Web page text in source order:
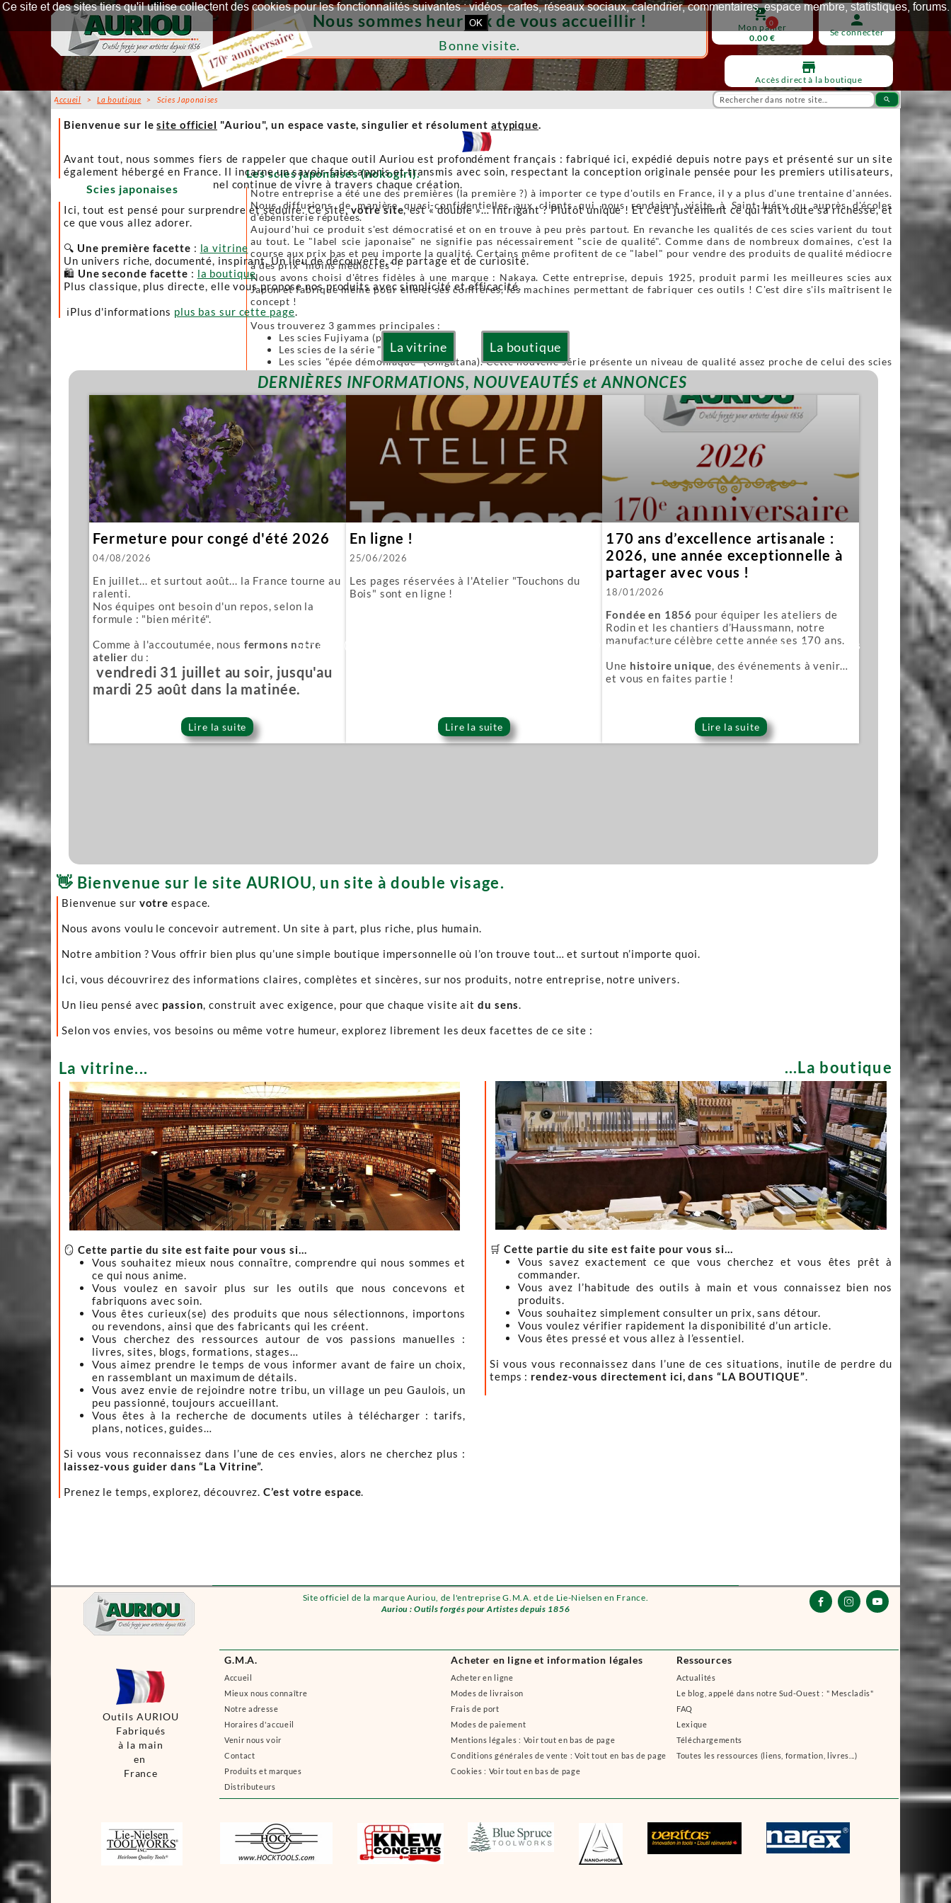
Site officiel de la marque Auriou, de l'entreprise G.M.A. et de Lie-Nielsen en France.
Auriou : Outils forgés pour Artistes depuis 1856
search
person
Se connecter
shopping_cart
0
Mon panier
0.00 €
La vitrine La boutique
G.M.A.
Accueil
Mieux nous connaître
Notre adresse
Horaires d'accueil
Venir nous voir
Contact
Produits et marques
Distributeurs
Acheter en ligne et information légales
Acheter en ligne
Modes de livraison
Frais de port
Modes de paiement
Mentions légales : Voir tout en bas de page
Conditions générales de vente : Voit tout en bas de page
Cookies : Voir tout en bas de page
Ressources
Actualités
Le blog, appelé dans notre Sud-Ouest : " Mescladis"
FAQ
Lexique
Téléchargements
Toutes les ressources (liens, formation, livres...)
  
Outils AURIOU
Fabriqués
à la main
en
France
Accueil >La boutique > Scies Japonaises
Les scies japonaises (nokogiri).
Notre entreprise a été une des premières (la première ?) à importer ce type d'outils en France, il y a plus d'une trentaine d'années.
Nous diffusions de manière quasi-confidentielles aux clients qui nous rendaient visite à Saint-Juéry ou auprès d'écoles
d'ébénisterie réputées.
Aujourd'hui ce produit s'est démocratisé et on en trouve à peu près partout. En revanche les qualités de ces scies varient du tout
au tout. Le "label scie japonaise" ne signifie pas nécessairement "scie de qualité". Comme dans de nombreux domaines, c'est la
course aux prix bas et peu importe la qualité. Certains même profitent de ce "label" pour vendre des produits de qualité médiocre
à des prix "moins médiocres" !
Nous avons choisi d'êtres fidèles à une marque : Nakaya. Cette entreprise, depuis 1925, produit parmi les meilleures scies aux
Japon et fabrique même pour elle et ses confrères, les machines permettant de fabriquer ces outils ! C'est dire s'ils maîtrisent le
concept !
Vous trouverez 3 gammes principales :
Les scies Fujiyama (pliables)
Les scies de la série "Or" (Gold)
Les scies "épée démoniaque" (Onigatana). Cette nouvelle série présente un niveau de qualité assez proche de celui des scies
forgées à la main tout en conservant l'avantage d'une lame interchangeable.
Toutes ces scies sont à lames interchangeables.
Nous vous proposons aussi quelques produits spécifiques :
Mawashibiki : l'équivalent japonais de nos scies à guichet.
Kughikii : parfaite pour araser les tenons.
Évidemment nous fournissons aussi toutes les lames de rechange.
Scies japonaises
Série Or (Gold series) Épée démoniaque (Onigatana) Lames pour scies japonaises
Nous sommes heureux de vous accueillir !
Bonne visite.
store
Accès direct à la boutique
Accueil
Bienvenue sur lesite officiel "Auriou", un espace vaste, singulier et résolument atypique.
Avant tout, nous sommes fiers de rappeler que chaque outil Auriou est profondément français : fabriqué ici, expédié depuis notre pays et présenté sur un site
également hébergé en France. Il incarne un savoir-faire appris et transmis avec soin, respectant la conception originale pensée pour les premiers utilisateurs,
afin que l’artisanat traditionnel continue de vivre à travers chaque création.
Ici, tout est pensé pour surprendre et séduire. Ce site,votre site, est « double »… Intrigant ? Plutôt unique ! Et c’est justement ce qui fait toute sa richesse, et
ce que vous allez adorer.
🔍 Une première facette : la vitrine
Un univers riche, documenté, inspirant. Un lieu de découverte, de partage et de curiosité.
🛍️ Une seconde facette : la boutique
Plus classique, plus directe, elle vous propose nos produits avec simplicité et efficacité.
ℹ️Plus d'informations plus bas sur cette page.
DERNIÈRES INFORMATIONS, NOUVEAUTÉS et ANNONCES
Fermeture pour congé d'été 2026
04/08/2026
En juillet... et surtout août... la France tourne au
ralenti.
Nos équipes ont besoin d'un repos, selon la
formule : "bien mérité".
Comme à l'accoutumée, nous fermons notre
atelier du :
vendredi 31 juillet au soir, jusqu'au
mardi 25 août dans la matinée.
Lire la suite
En ligne !
25/06/2026
Les pages réservées à l'Atelier "Touchons du
Bois" sont en ligne !
Lire la suite
170 ans d’excellence artisanale :
2026, une année exceptionnelle à
partager avec vous !
18/01/2026
Fondée en 1856 pour équiper les ateliers de
Rodin et les chantiers d’Haussmann, notre
manufacture célèbre cette année ses 170 ans.
Une histoire unique, des événements à venir…
et vous en faites partie !
Lire la suite
👋 Bienvenue sur le site AURIOU, un site à double visage.
Bienvenue sur votreespace.
Nous avons voulu le concevoir autrement. Un site à part, plus riche, plus humain.
Notre ambition ? Vous offrir bien plus qu’une simple boutique impersonnelle où l’on trouve tout… et surtout n’importe quoi.
Ici, vous découvrirez des informations claires, complètes et sincères, sur nos produits, notre entreprise, notre univers.
Un lieu pensé avec passion, construit avec exigence, pour que chaque visite aitdu sens.
Selon vos envies, vos besoins ou même votre humeur, explorez librement les deux facettes de ce site :
...La boutique
🛒 Cette partie du site est faite pour vous si…
Vous savez exactement ce que vous cherchez et vous êtes prêt à
commander.
Vous avez l’habitude des outils à main et vous connaissez bien nos
produits.
Vous souhaitez simplement consulter un prix, sans détour.
Vous voulez vérifier rapidement la disponibilité d’un article.
Vous êtes pressé et vous allez à l’essentiel.
Si vous vous reconnaissez dans l’une de ces situations, inutile de perdre du
temps : rendez-vous directement ici, dans “LA BOUTIQUE”.
La vitrine...
🪞 Cette partie du site est faite pour vous si…
Vous souhaitez mieux nous connaître, comprendre qui nous sommes et
ce qui nous anime.
Vous voulez en savoir plus sur les outils que nous concevons et
fabriquons avec soin.
Vous êtes curieux(se) des produits que nous sélectionnons, importons
ou revendons, ainsi que des fabricants qui les créent.
Vous cherchez des ressources autour de vos passions manuelles :
livres, sites, blogs, formations, stages…
Vous aimez prendre le temps de vous informer avant de faire un choix,
en rassemblant un maximum de détails.
Vous avez envie de rejoindre notre tribu, un village un peu Gaulois, un
peu passionné, toujours accueillant.
Vous êtes à la recherche de documents utiles à télécharger : tarifs,
plans, notices, guides…
Si vous vous reconnaissez dans l’une de ces envies, alors ne cherchez plus :
laissez-vous guider dans “La Vitrine”.
Prenez le temps, explorez, découvrez.C’est votre espace.
Ce site et des sites tiers qu'il utilise collectent des cookies pour les fonctionnalités suivantes : vidéos, cartes, réseaux sociaux, calendrier, commentaires, espace membre, statistiques, forums.
OK